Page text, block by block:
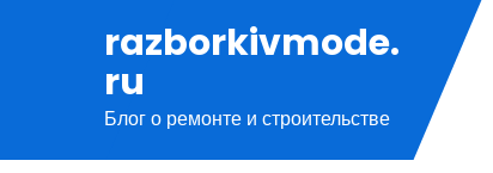
содержимому
razborkivmode.
ru
Блог о ремонте и строительстве